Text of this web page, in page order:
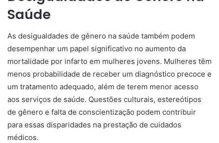
Saúde
As desigualdades de gênero na saúde também podem
desempenhar um papel significativo no aumento da
mortalidade por infarto em mulheres jovens. Mulheres têm
menos probabilidade de receber um diagnóstico precoce e
um tratamento adequado, além de terem menor acesso
aos serviços de saúde. Questões culturais, estereótipos
de gênero e falta de conscientização podem contribuir
para essas disparidades na prestação de cuidados
médicos.